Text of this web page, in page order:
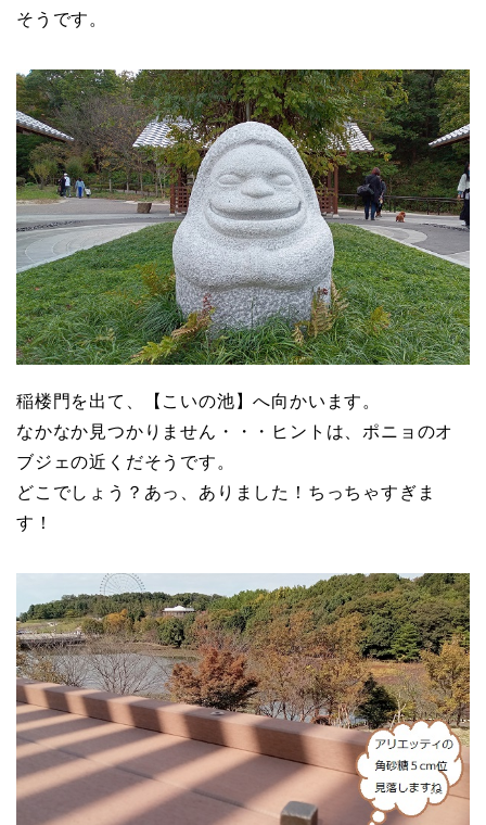
そうです。
稲楼門を出て、【こいの池】へ向かいます。
なかなか見つかりません・・・ヒントは、ポニョのオ
ブジェの近くだそうです。
どこでしょう？あっ、ありました！ちっちゃすぎま
す！